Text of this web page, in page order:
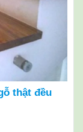
thật đều